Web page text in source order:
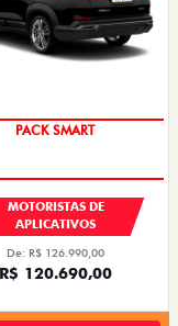
PACK SMART
MOTORISTAS DE
APLICATIVOS
De: R$ 126.990,00
R$ 120.690,00